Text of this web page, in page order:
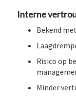
Interne
Bekend
Risico op
Minder